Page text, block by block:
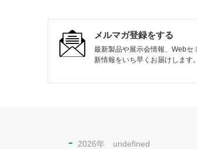
メルマガ登録をする
最新製品や展示会情報、Webセ
新情報をいち早くお届けします。
2026年 undefined